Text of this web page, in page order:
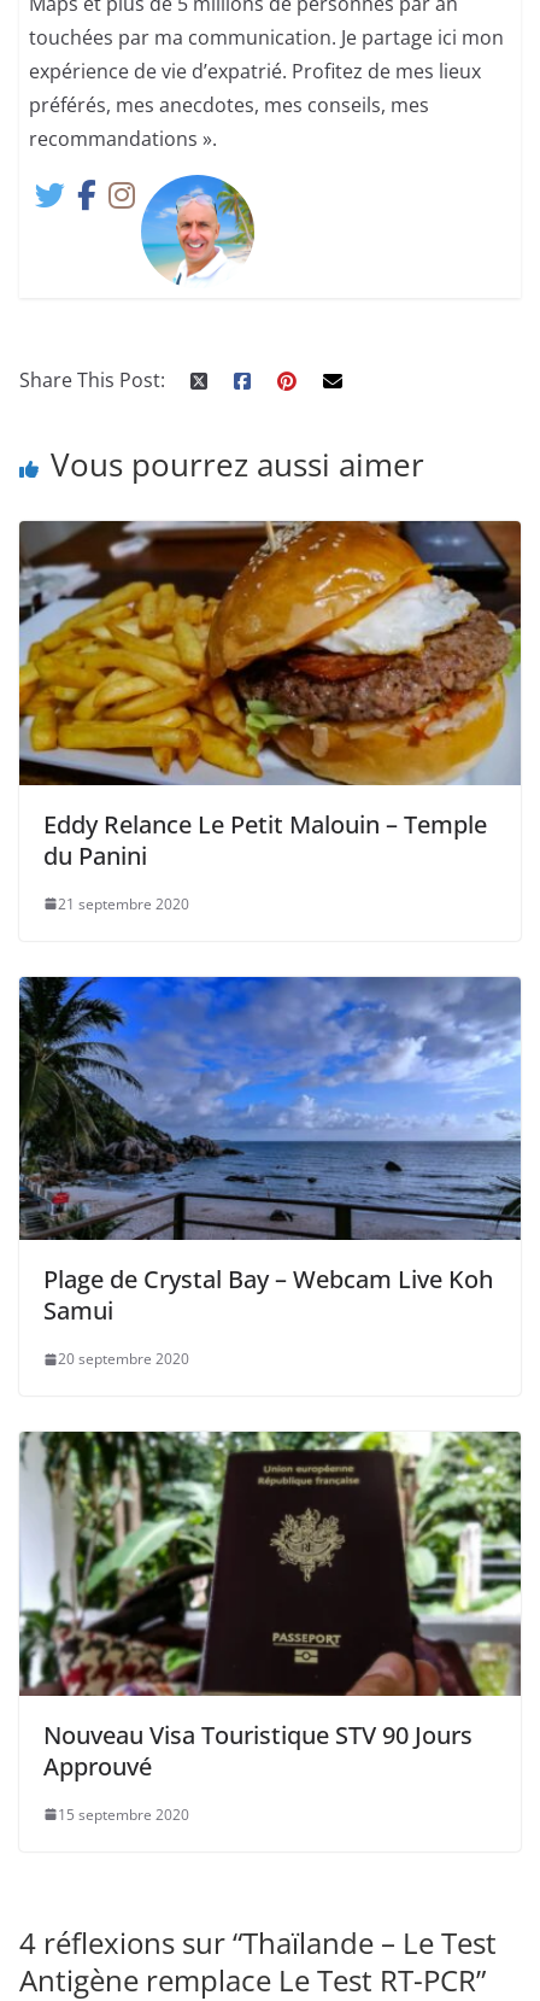
touchées par ma communication. Je partage ici mon
expérience de vie d’expatrié. Profitez de mes lieux
préférés, mes anecdotes, mes conseils, mes
recommandations ».
Share This Post:
Vous pourrez aussi aimer
Eddy Relance Le Petit Malouin – Temple
du Panini
21 septembre 2020
Plage de Crystal Bay – Webcam Live Koh
Samui
20 septembre 2020
Nouveau Visa Touristique STV 90 Jours
Approuvé
15 septembre 2020
4 réflexions sur “Thaïlande – Le Test
Antigène remplace Le Test RT-PCR”